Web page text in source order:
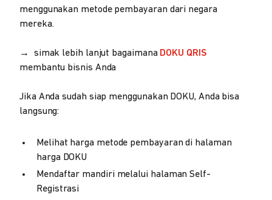
menggunakan metode pembayaran dari negara
mereka.
→ simak lebih lanjut bagaimana DOKU QRIS
membantu bisnis Anda
Jika Anda sudah siap menggunakan DOKU, Anda bisa
langsung:
Melihat harga metode pembayaran di halaman
harga DOKU
Mendaftar mandiri melalui halaman Self-
Registrasi